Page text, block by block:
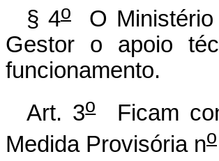
§ 4oO Ministério
Gestor o apoio
funcionamento.
Art. 3oFicam
Medida Provisória no